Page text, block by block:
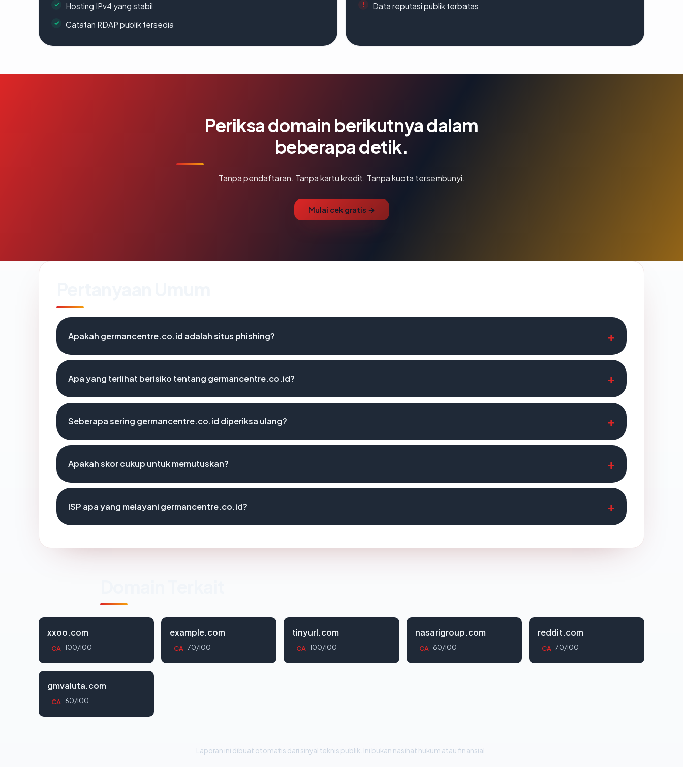
Hosting IPv4 yang stabil
Catatan RDAP publik tersedia
Data reputasi publik terbatas
Periksa domain berikutnya dalam
beberapa detik.
Tanpa pendaftaran. Tanpa kartu kredit. Tanpa kuota tersembunyi.
Mulai cek gratis →
Apakah germancentre.co.id adalah situs phishing?
Apa yang terlihat berisiko tentang germancentre.co.id?
Seberapa sering germancentre.co.id diperiksa ulang?
Apakah skor cukup untuk memutuskan?
ISP apa yang melayani germancentre.co.id?
xxoo.com
CA 100/100
example.com
CA 70/100
tinyurl.com
CA 100/100
nasarigroup.com
CA 60/100
reddit.com
CA 70/100
gmvaluta.com
CA 60/100
Laporan ini dibuat otomatis dari sinyal teknis publik. Ini bukan nasihat hukum atau finansial.